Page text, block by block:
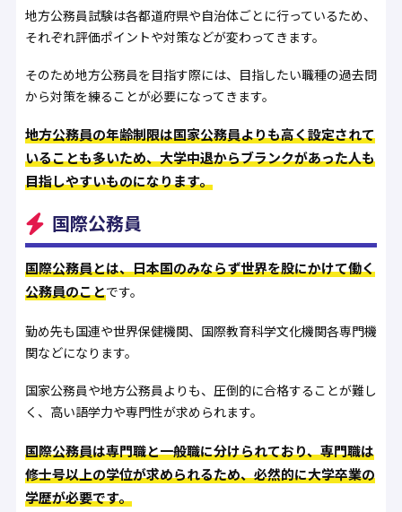
地方公務員試験は各都道府県や自治体ごとに行っているため、
それぞれ評価ポイントや対策などが変わってきます。
そのため地方公務員を目指す際には、目指したい職種の過去問
から対策を練ることが必要になってきます。
地方公務員の年齢制限は国家公務員よりも高く設定されて
いることも多いため、大学中退からブランクがあった人も
目指しやすいものになります。
国際公務員
国際公務員とは、日本国のみならず世界を股にかけて働く
公務員のことです。
勤め先も国連や世界保健機関、国際教育科学文化機関各専門機
関などになります。
国家公務員や地方公務員よりも、圧倒的に合格することが難し
く、高い語学力や専門性が求められます。
国際公務員は専門職と一般職に分けられており、専門職は
修士号以上の学位が求められるため、必然的に大学卒業の
学歴が必要です。